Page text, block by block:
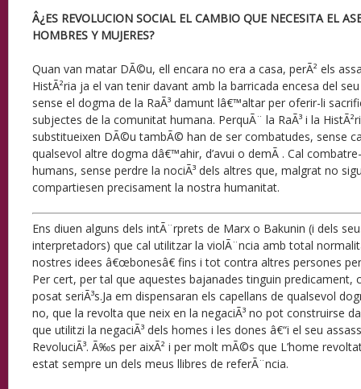
Â¿ES REVOLUCION SOCIAL EL CAMBIO QUE NECESITA EL
HOMBRES Y MUJERES?
Quan van matar DÃ©u, ell encara no era a casa, perÃ² els
HistÃ²ria ja el van tenir davant amb la barricada encesa del
sense el dogma de la RaÃ³ damunt lâ€™altar per oferir-li
subjectes de la comunitat humana. PerquÃ¨ la RaÃ³ i la
substitueixen DÃ©u tambÃ© han de ser combatudes, sense
qualsevol altre dogma dâ€™ahir, d’avui o demÃ . Cal
humans, sense perdre la nociÃ³ dels altres que, malgrat no
compartiesen precisament la nostra humanitat.
Ens diuen alguns dels intÃ¨rprets de Marx o Bakunin (i dels
interpretadors) que cal utilitzar la violÃ¨ncia amb total
nostres idees â€œbonesâ€ fins i tot contra altres persones
Per cert, per tal que aquestes bajanades tinguin predicament,
posat seriÃ³s.Ja em dispensaran els capellans de qualsevol
no, que la revolta que neix en la negaciÃ³ no pot construirse
que utilitzi la negaciÃ³ dels homes i les dones â€“i el seu
RevoluciÃ³. Ã‰s per aixÃ² i per molt mÃ©s que L’home
estat sempre un dels meus llibres de referÃ¨ncia.